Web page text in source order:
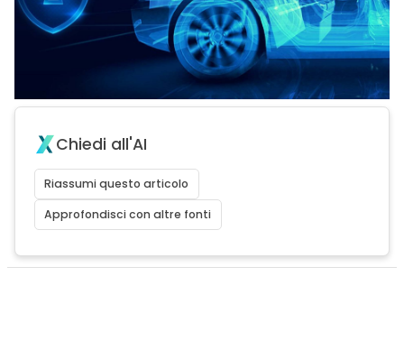
Chiedi all'AI
Riassumi questo articolo
Approfondisci con altre fonti